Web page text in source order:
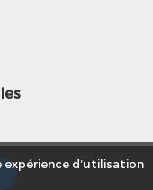
d’utilisation